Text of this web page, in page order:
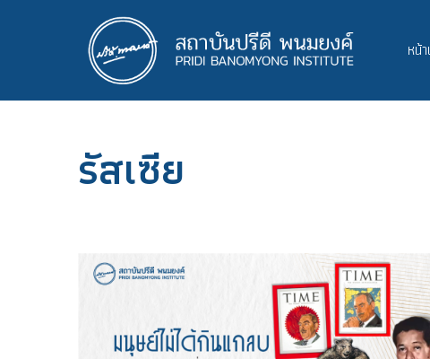
หน้
รัสเซีย